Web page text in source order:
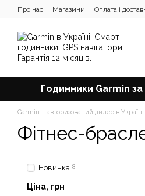
Перейти до основного контенту
Про нас Магазини Оплата і
Відгуки про магазин
Блог
Годинники Garmin за
Garmin – авторизований дилер в Україні
Фітнес-
Новинка 8
Ціна, грн